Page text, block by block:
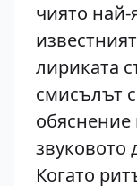
чиято
лириката
смисълът
обяснение
звуковото
Когато